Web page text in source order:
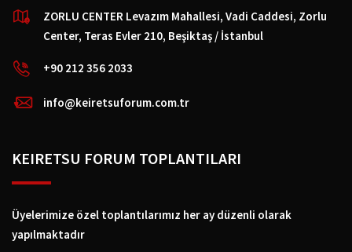
ZORLU CENTER Levazım Mahallesi, Vadi Caddesi, Zorlu
Center, Teras Evler 210, Beşiktaş / İstanbul
+90 212 356 2033
info@keiretsuforum.com.tr
KEIRETSU FORUM TOPLANTILARI
Üyelerimize özel toplantılarımız her ay düzenli olarak
yapılmaktadır